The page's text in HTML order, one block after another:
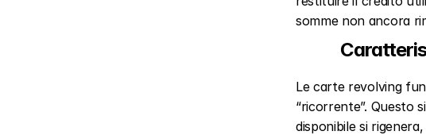
somme non ancora
Le carte revolving
“ricorrente”. Questo
disponibile si